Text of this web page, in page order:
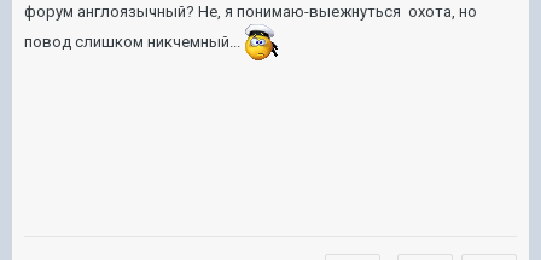
форум англоязычный? Не, я понимаю-выежнуться охота, но
повод слишком никчемный...